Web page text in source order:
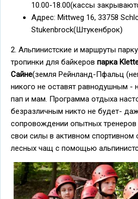
10.00-18.00(кассы
Адрес: Mittweg 16, 33758
Stukenbrock(Штукенброк)
2. Альпинистские и маршруты
тропинки для байкеров парка
Сайне(земля Рейнланд-Пфальц
никого не оставят равнодушным -
пап и мам. Программа отдыха
безразличным никто не будет-
сопровождении опытных тренеров
свои силы в активном спортивном
лесных чащ с помощью